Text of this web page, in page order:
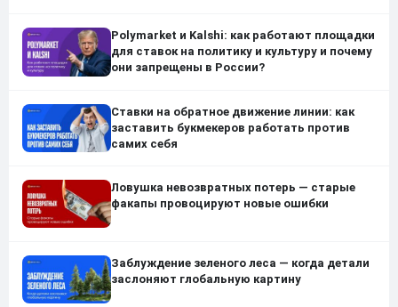
Polymarket и Kalshi: как работают площадки
для ставок на политику и культуру и почему
они запрещены в России?
Ставки на обратное движение линии: как
заставить букмекеров работать против
самих себя
Ловушка невозвратных потерь — старые
факапы провоцируют новые ошибки
Заблуждение зеленого леса — когда детали
заслоняют глобальную картину